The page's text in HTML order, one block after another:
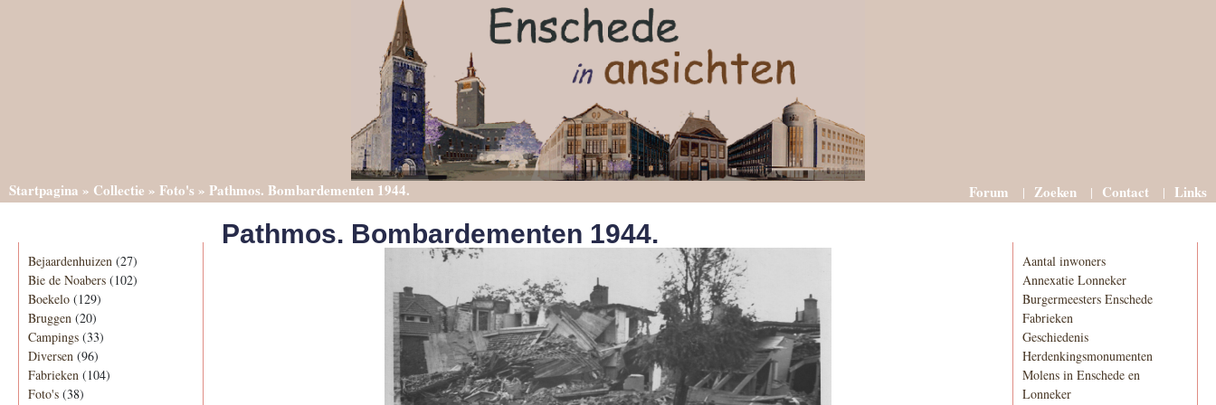
Startpagina » Collectie » Foto's» Pathmos. Bombardementen 1944. Forum Zoeken Contact Links
Bejaardenhuizen (27)
Bie de Noabers (102)
Boekelo (129)
Bruggen (20)
Campings (33)
Diversen (96)
Fabrieken (104)
Foto's (38)
Pathmos. Bombardementen 1944.
Aantal inwoners
Annexatie Lonneker
Burgermeesters Enschede
Fabrieken
Geschiedenis
Herdenkingsmonumenten
Molens in Enschede en
Lonneker